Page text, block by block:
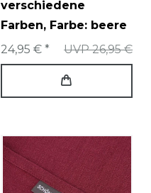
verschiedene
Farben, Farbe: beere
UVP 26,95 €
24,95 € *